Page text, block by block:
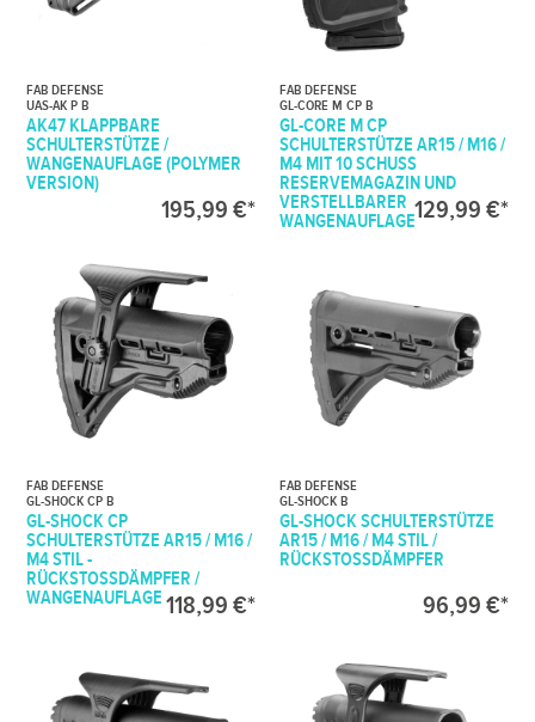
FAB DEFENSE
UAS-AK P B
AK47 KLAPPBARE
SCHULTERSTÜTZE /
WANGENAUFLAGE (POLYMER
VERSION)
195,99 €*
FAB DEFENSE
GL-CORE M CP B
GL-CORE M CP
SCHULTERSTÜTZE AR15 / M16 /
M4 MIT 10 SCHUSS
RESERVEMAGAZIN UND
VERSTELLBARER
WANGENAUFLAGE129,99 €*
FAB DEFENSE
GL-SHOCK CP B
GL-SHOCK CP
SCHULTERSTÜTZE AR15 / M16 /
M4 STIL -
RÜCKSTOSSDÄMPFER / W
ANGENAUFLAGE 118,99 €*
FAB DEFENSE
GL-SHOCK B
GL-SHOCK SCHULTERSTÜTZE
AR15 / M16 / M4 STIL /
RÜCKSTOSSDÄMPFER
96,99 €*